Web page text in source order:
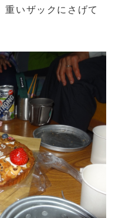
重いザックにさげて